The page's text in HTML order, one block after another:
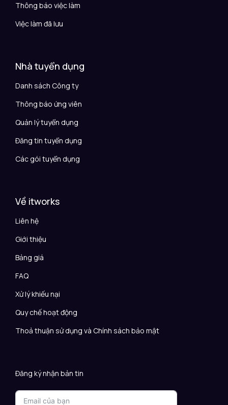
Thông báo việc làm
Việc làm đã lưu
Nhà tuyển dụng
Danh sách Công ty
Thông báo ứng viên
Quản lý tuyển dụng
Đăng tin tuyển dụng
Các gói tuyển dụng
Về itworks
Liên hệ
Giới thiệu
Bảng giá
FAQ
Xử lý khiếu nại
Quy chế hoạt động
Thoả thuận sử dụng và Chính sách bảo mật
Đăng ký nhận bản tin